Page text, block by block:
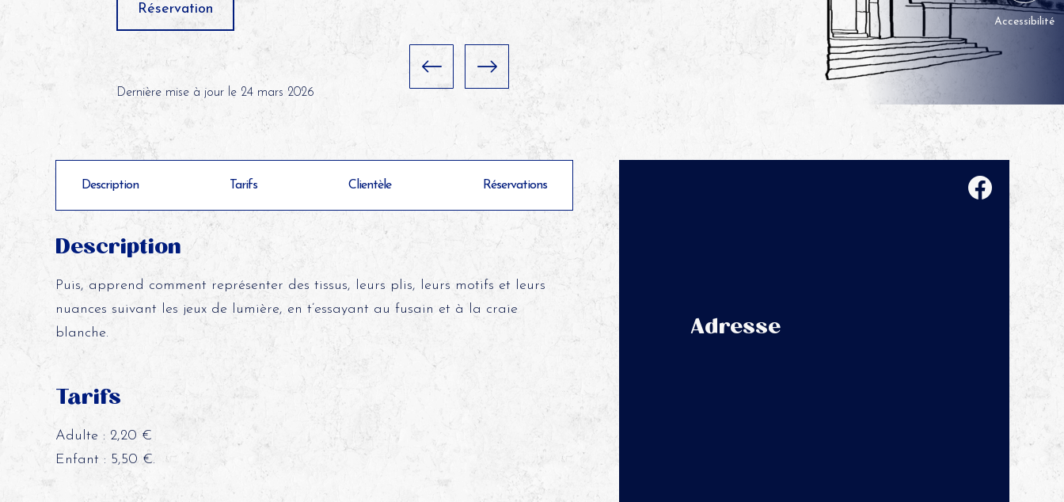
Accessibilité
Réservation
Dernière mise à jour le 24 mars 2026
Description Tarifs Clientèle Réservations
Description
Puis, apprend comment représenter des tissus, leurs plis, leurs motifs et leurs
nuances suivant les jeux de lumière, en t’essayant au fusain et à la craie
blanche.
Tarifs
Adulte : 2,20 €
Enfant : 5,50 €.
Adresse